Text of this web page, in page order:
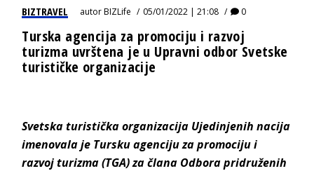
BIZTRAVEL autorBIZLife 05/01/2022 | 21:08 0
Turska agencija za promociju i razvoj
turizma uvrštena je u Upravni odbor Svetske
turističke organizacije
Svetska turistička organizacija Ujedinjenih nacija
imenovala je Tursku agenciju za promociju i
razvoj turizma (TGA) za člana Odbora pridruženih